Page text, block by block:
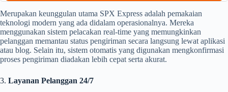
Merupakan keunggulan utama SPX Express adalah pemakaian
teknologi modern yang ada didalam operasionalnya. Mereka
menggunakan sistem pelacakan real-time yang memungkinkan
pelanggan memantau status pengiriman secara langsung lewat aplikasi
atau blog. Selain itu, sistem otomatis yang digunakan mengkonfirmasi
proses pengiriman diadakan lebih cepat serta akurat.
3. Layanan Pelanggan 24/7